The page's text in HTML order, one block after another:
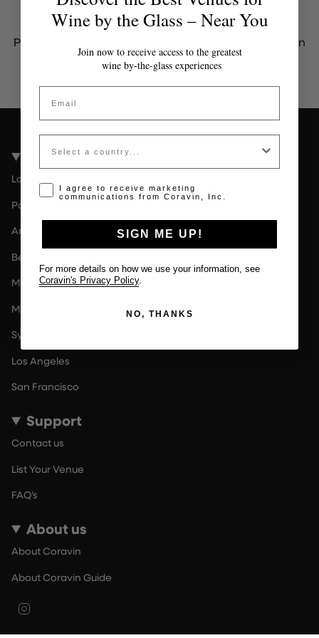
Token inválido o expirado
Por favor contacta al administrador para obtener un
token válido.
Coravin Guide Locations
London
Paris
Amsterdam
Berlin
Milan
Melbourne
Sydney
Los Angeles
San Francisco
Support
Contact us
List Your Venue
FAQ’s
About us
About Coravin
About Coravin Guide
Wine by the Glass – Near You
Join now to receive access to the greatest
wine by-the-glass experiences
Email
Country
Opt-in disclaimer
I agree to receive marketing
communications from Coravin, Inc.
SIGN ME UP!
For more details on how we use your information, see
Coravin's Privacy Policy
NO, THANKS